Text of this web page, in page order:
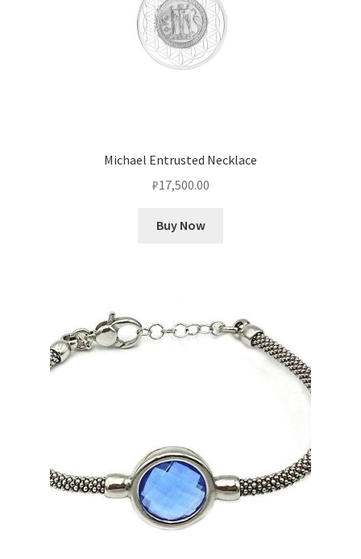
Michael Entrusted Necklace
₽17,500.00
Buy Now